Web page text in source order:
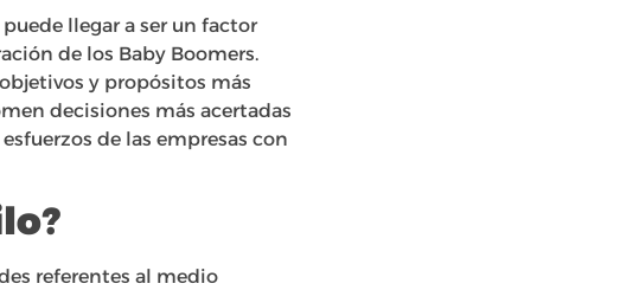
llegar a ser un factor
de los Baby Boomers.
y propósitos más
decisiones más acertadas
de las empresas con
referentes al medio